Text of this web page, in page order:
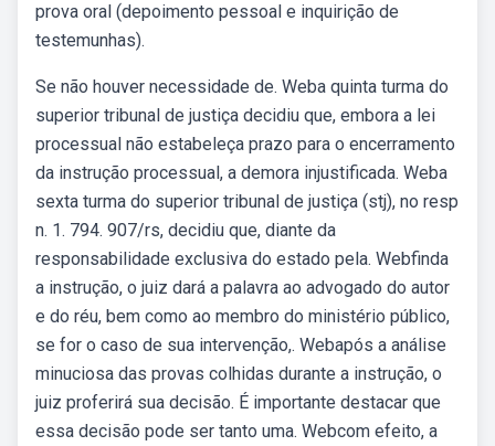
prova oral (depoimento pessoal e inquirição de
testemunhas).
Se não houver necessidade de. Weba quinta turma do
superior tribunal de justiça decidiu que, embora a lei
processual não estabeleça prazo para o encerramento
da instrução processual, a demora injustificada. Weba
sexta turma do superior tribunal de justiça (stj), no resp
n. 1. 794. 907/rs, decidiu que, diante da
responsabilidade exclusiva do estado pela. Webfinda
a instrução, o juiz dará a palavra ao advogado do autor
e do réu, bem como ao membro do ministério público,
se for o caso de sua intervenção,. Webapós a análise
minuciosa das provas colhidas durante a instrução, o
juiz proferirá sua decisão. É importante destacar que
essa decisão pode ser tanto uma. Webcom efeito, a